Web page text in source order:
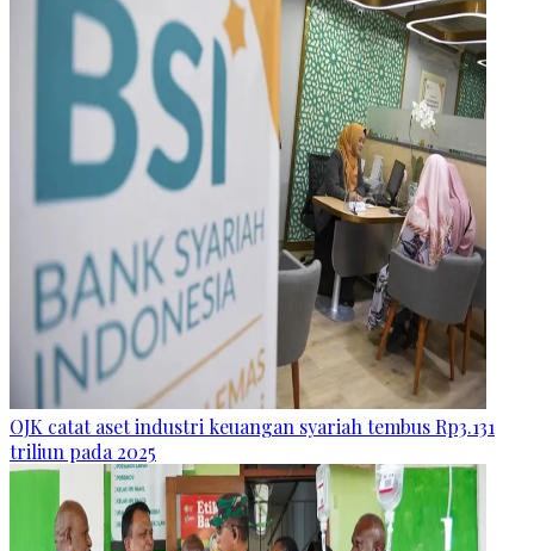
OJK catat aset industri keuangan syariah tembus Rp3.131
triliun pada 2025